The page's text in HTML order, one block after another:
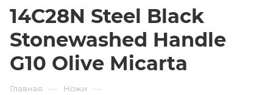
14C28N Steel Black
Stonewashed Handle
G10 Olive Micarta
Главная — Ножи —